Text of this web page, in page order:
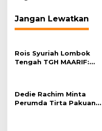
Jangan Lewatkan
Rois Syuriah Lombok
Tengah TGH MAARIF:
Dedie Rachim Minta
Perumda Tirta Pakuan